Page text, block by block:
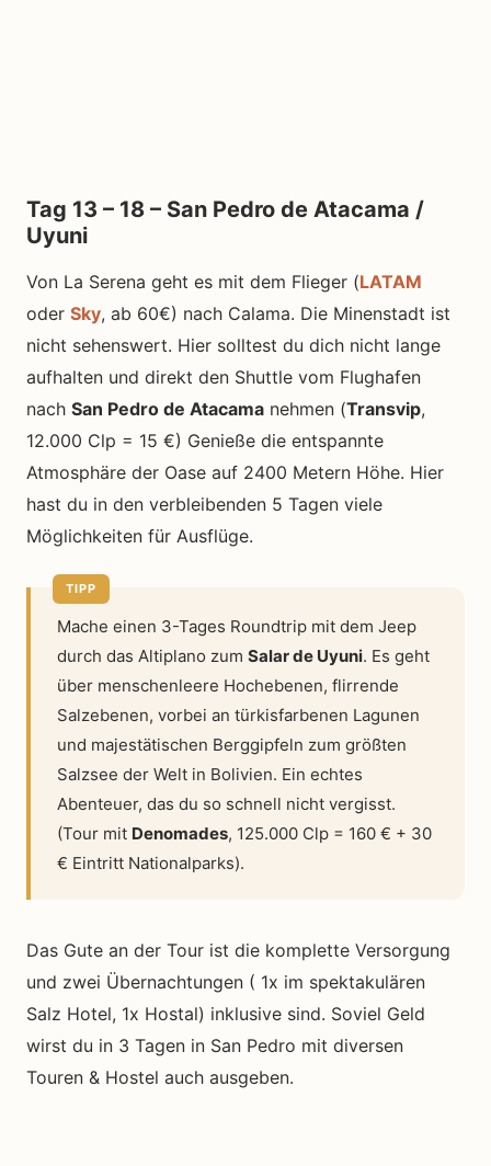
Tag 13 – 18 – San Pedro de Atacama /
Uyuni
Von La Serena geht es mit dem Flieger (LATAM
oder Sky, ab 60€) nach Calama. Die Minenstadt ist
nicht sehenswert. Hier solltest du dich nicht lange
aufhalten und direkt den Shuttle vom Flughafen
nach San Pedro de Atacama nehmen (Transvip,
12.000 Clp = 15 €) Genieße die entspannte
Atmosphäre der Oase auf 2400 Metern Höhe. Hier
hast du in den verbleibenden 5 Tagen viele
Möglichkeiten für Ausflüge.
Mache einen 3-Tages Roundtrip mit dem Jeep
durch das Altiplano zum Salar de Uyuni. Es geht
über menschenleere Hochebenen, flirrende
Salzebenen, vorbei an türkisfarbenen Lagunen
und majestätischen Berggipfeln zum größten
Salzsee der Welt in Bolivien. Ein echtes
Abenteuer, das du so schnell nicht vergisst.
(Tour mit Denomades, 125.000 Clp = 160 € + 30
€ Eintritt Nationalparks).
Das Gute an der Tour ist die komplette Versorgung
und zwei Übernachtungen ( 1x im spektakulären
Salz Hotel, 1x Hostal) inklusive sind. Soviel Geld
wirst du in 3 Tagen in San Pedro mit diversen
Touren & Hostel auch ausgeben.